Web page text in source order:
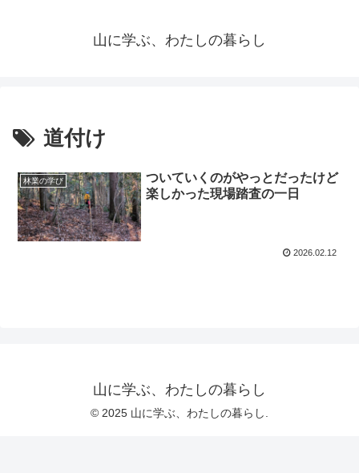
山に学ぶ、わたしの暮らし
道付け
林業の学び
ついていくのがやっとだったけど
楽しかった現場踏査の一日
2026.02.12
山に学ぶ、わたしの暮らし
© 2025 山に学ぶ、わたしの暮らし.